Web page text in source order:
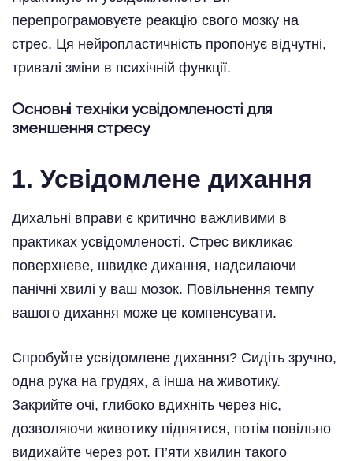
перепрограмовуєте реакцію свого мозку на
стрес. Ця нейропластичність пропонує відчутні,
тривалі зміни в психічній функції.
Основні техніки усвідомленості для
зменшення стресу
1. Усвідомлене дихання
Дихальні вправи є критично важливими в
практиках усвідомленості. Стрес викликає
поверхневе, швидке дихання, надсилаючи
панічні хвилі у ваш мозок. Повільнення темпу
вашого дихання може це компенсувати.
Спробуйте усвідомлене дихання? Сидіть зручно,
одна рука на грудях, а інша на животику.
Закрийте очі, глибоко вдихніть через ніс,
дозволяючи животику піднятися, потім повільно
видихайте через рот. П’яти хвилин такого